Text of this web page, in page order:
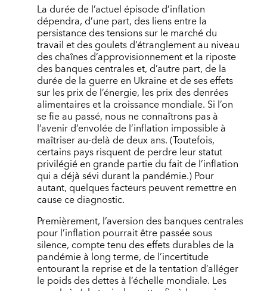
La durée de l’actuel épisode d’inflation
dépendra, d’une part, des liens entre la
persistance des tensions sur le marché du
travail et des goulets d’étranglement au niveau
des chaînes d’approvisionnement et la riposte
des banques centrales et, d’autre part, de la
durée de la guerre en Ukraine et de ses effets
sur les prix de l’énergie, les prix des denrées
alimentaires et la croissance mondiale. Si l’on
se fie au passé, nous ne connaîtrons pas à
l’avenir d’envolée de l’inflation impossible à
maîtriser au-delà de deux ans. (Toutefois,
certains pays risquent de perdre leur statut
privilégié en grande partie du fait de l’inflation
qui a déjà sévi durant la pandémie.) Pour
autant, quelques facteurs peuvent remettre en
cause ce diagnostic.
Premièrement, l’aversion des banques centrales
pour l’inflation pourrait être passée sous
silence, compte tenu des effets durables de la
pandémie à long terme, de l’incertitude
entourant la reprise et de la tentation d’alléger
le poids des dettes à l’échelle mondiale. Les